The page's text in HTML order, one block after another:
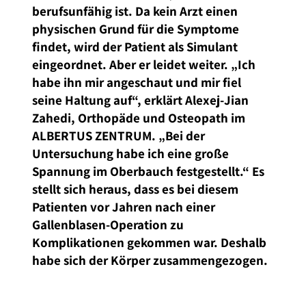
berufsunfähig ist. Da kein Arzt einen
physischen Grund für die Symptome
findet, wird der Patient als Simulant
eingeordnet. Aber er leidet weiter. „Ich
habe ihn mir angeschaut und mir fiel
seine Haltung auf“, erklärt Alexej-Jian
Zahedi, Orthopäde und Osteopath im
ALBERTUS ZENTRUM. „Bei der
Untersuchung habe ich eine große
Spannung im Oberbauch festgestellt.“ Es
stellt sich heraus, dass es bei diesem
Patienten vor Jahren nach einer
Gallenblasen-Operation zu
Komplikationen gekommen war. Deshalb
habe sich der Körper zusammengezogen.